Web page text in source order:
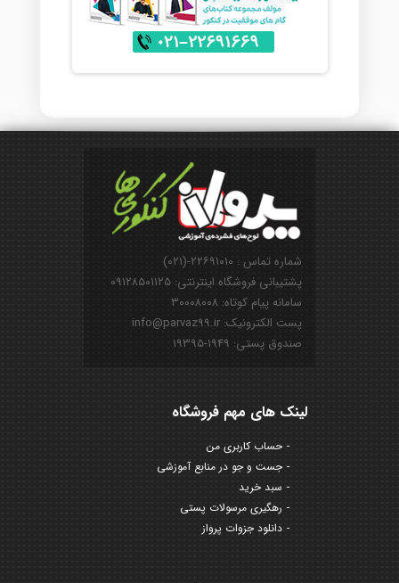
شماره تماس : ۲۲۶۹۱۰۱۰-(۰۲۱)
پشتیبانی فروشگاه اینترنتی: ۰۹۱۲۸۵۰۱۱۲۵
سامانه پیام کوتاه: ۳۰۰۰۸۰۰۸
پست الکترونیک: info@parvaz99.ir
صندوق پستی: ۱۹۴۹-۱۹۳۹۵
لینک های مهم فروشگاه
حساب کاربری من
جست و جو در منابع آموزشی
سبد خرید
رهگیری مرسولات پستی
دانلود جزوات پرواز